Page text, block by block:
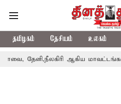
தமிழகம் தேசியம் உலகம்
ஆகிய மாவட்டங்களுக்கு